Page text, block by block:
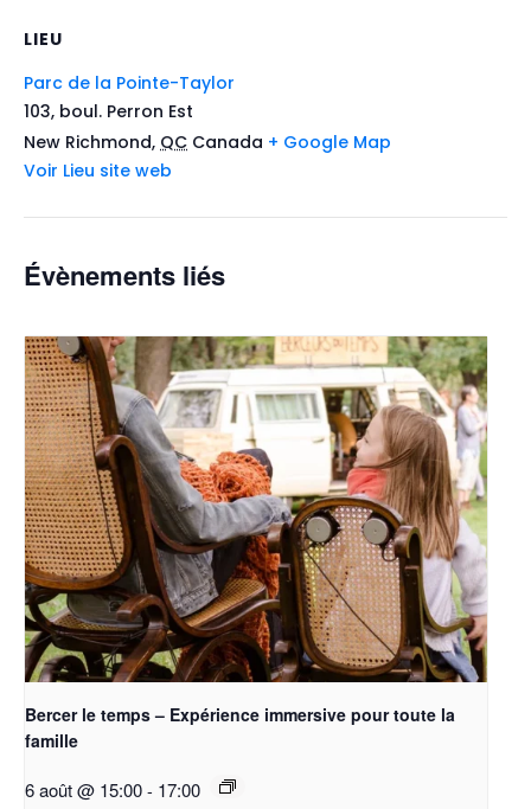
LIEU
Parc de la Pointe-Taylor
103, boul. Perron Est
New Richmond, QC Canada + Google Map
Voir Lieu site web
Évènements liés
Bercer le temps – Expérience immersive pour toute la
famille
6 août @ 15:00- 17:00